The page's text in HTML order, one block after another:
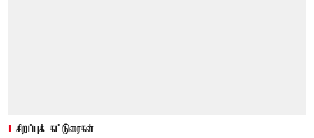
சிறப்புக் கட்டுரைகள்